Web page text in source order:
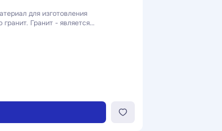
для изготовления
Гранит - является